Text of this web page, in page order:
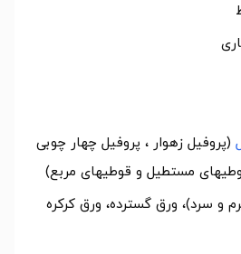
(پروفیل زهوار ، پروفیل چهار چوبی
مستطیل و قوطیهای مربع)
و سرد)، ورق گسترده، ورق کرکره